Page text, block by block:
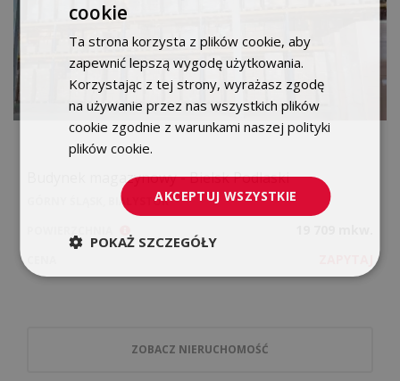
Budynek magazynowy - Bielsk Podlaski
GÓRNY ŚLĄSK, BIAŁYSTOK
ZOBACZ NIERUCHOMOŚĆ
ENGLISH
cookie
Ta strona korzysta z plików cookie, aby
zapewnić lepszą wygodę użytkowania.
Korzystając z tej strony, wyrażasz zgodę
na używanie przez nas wszystkich plików
cookie zgodnie z warunkami naszej polityki
plików cookie.
AKCEPTUJ WSZYSTKIE
POKAŻ SZCZEGÓŁY